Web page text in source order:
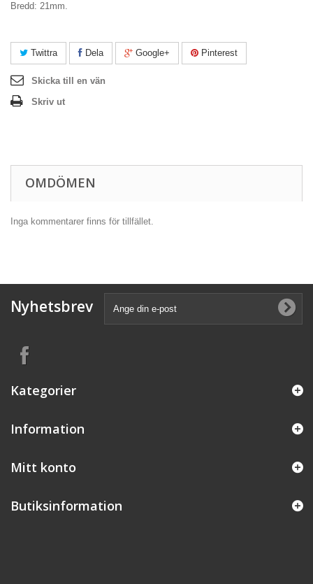
Bredd: 21mm.
Twittra Dela Google+ Pinterest
Skicka till en vän
Skriv ut
OMDÖMEN
Inga kommentarer finns för tillfället.
Nyhetsbrev
Kategorier
Information
Mitt konto
Butiksinformation